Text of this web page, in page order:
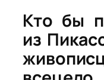
Кто бы
из